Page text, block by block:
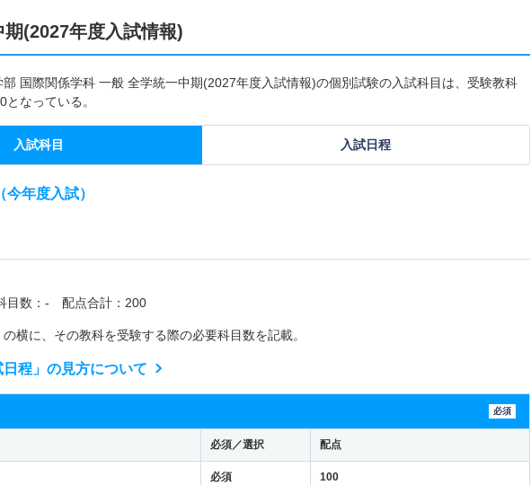
(2027年度入試情報)
国際関係学科 一般 全学統一中期(2027年度入試情報)の個別試験の入試科目は、受験教科
なっている。
入試科目 入試日程
年度入試）
目数：- 配点合計：200
横に、その教科を受験する際の必要科目数を記載。
日程」の見方について
必須
必須／選択 配点
必須 100